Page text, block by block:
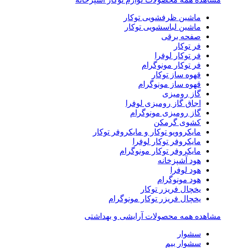
ماشین ظرفشویی توکار
ماشین لباسشویی توکار
صفحه برقی
فر توکار
فر توکار لوفرا
فر توکار مونوگرام
قهوه ساز توکار
قهوه ساز مونوگرام
گاز رومیزی
اجاق گاز رومیزی لوفرا
گاز رومیزی مونوگرام
کشوی گرمکن
مایکروویو توکار و مایکروفر توکار
مایکروفر توکار لوفرا
مایکروفر توکار مونوگرام
هود آشپزخانه
هود لوفرا
هود مونوگرام
یخچال فریزر توکار
یخچال فریزر توکار مونوگرام
مشاهده همه محصولات آرایشی و بهداشتی
سشوار
سشوار بیم